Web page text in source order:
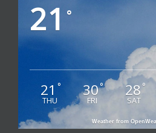
21 °
21 °
THU
30°
FRI
28°
SAT
Weather from